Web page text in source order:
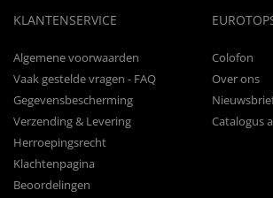
KLANTENSERVICE
Algemene voorwaarden
Vaak gestelde vragen - FAQ
Gegevensbescherming
Verzending & Levering
Herroepingsrecht
Klachtenpagina
Beoordelingen
Colofon
Over ons
Catalogus